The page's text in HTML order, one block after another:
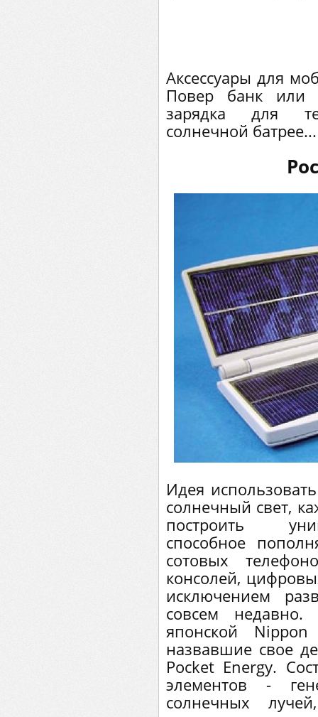
Аксессуары для
Повер банк или
зарядка для
солнечной батрее...
Идея
солнечный свет,
построить
способное
сотовых
консолей,
исключением
совсем недавно.
японской
назвавшие свое
Pocket Energy.
элементов -
солнечных